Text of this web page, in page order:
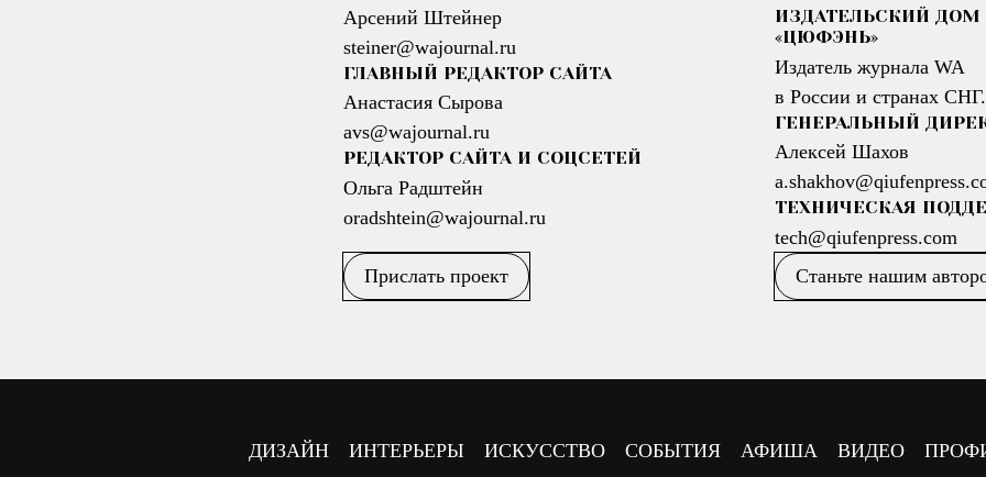
Арсений Штейнер
steiner@wajournal.ru
ГЛАВНЫЙ РЕДАКТОР САЙТА
Анастасия Сырова
avs@wajournal.ru
РЕДАКТОР САЙТА И СОЦСЕТЕЙ
Ольга Радштейн
oradshtein@wajournal.ru
Прислать проект
ИЗДАТЕЛЬСКИЙ ДОМ
«ЦЮФЭНЬ»
Издатель журнала WA
в России и странах СНГ.
ГЕНЕРАЛЬНЫЙ
Алексей Шахов
ТЕХНИЧЕСКАЯ
tech@qiufenpress.com
Станьте нашим
ДИЗАЙН ИНТЕРЬЕРЫ ИСКУССТВО СОБЫТИЯ АФИША ВИДЕО